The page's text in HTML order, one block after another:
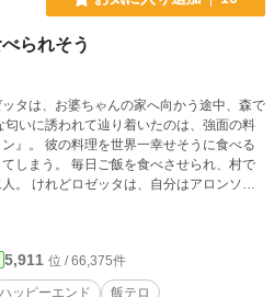
られそう
タは、お婆ちゃんの家へ向かう途中、森で
に食べる
させられ、村で
ンソに
まい──。 ぽっちゃり赤ずきん
っちな溺愛ラブストーリー。
5,911 位 / 66,375件
ハッピーエンド 飯テロ